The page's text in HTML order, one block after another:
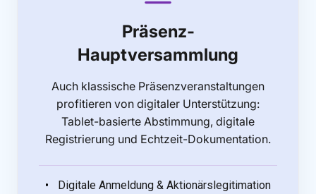
Präsenz-
Hauptversammlung
Auch klassische Präsenzveranstaltungen
profitieren von digitaler Unterstützung:
Tablet-basierte Abstimmung, digitale
Registrierung und Echtzeit-Dokumentation.
Digitale Anmeldung & Aktionärslegitimation